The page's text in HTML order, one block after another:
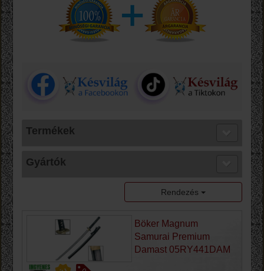
Termékek
Gyártók
Rendezés
Böker Magnum
Samurai Premium
Damast 05RY441DAM